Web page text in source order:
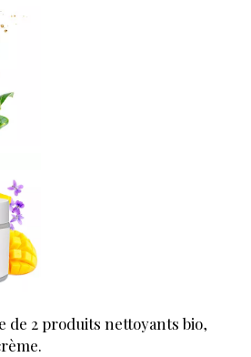
de 2 produits nettoyants bio,